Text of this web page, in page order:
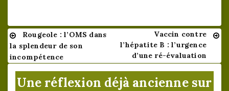
Navigation
de
l’article
Rougeole : l’OMS dans
la splendeur de son
incompétence
Vaccin contre
l’hépatite B : l’urgence
d’une ré-évaluation
Une réflexion déjà ancienne sur